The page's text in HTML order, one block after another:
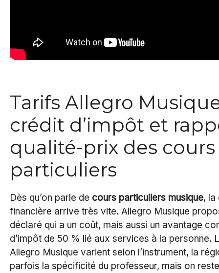
Tarifs Allegro
crédit d’impôt et
qualité-prix des cours
particuliers
Dès qu’on parle de cours particuliers musique, la
financière arrive très vite. Allegro Musique
déclaré qui a un coût, mais aussi un avantage
d’impôt de 50 % lié aux services à la personne.
Allegro Musique varient selon l’instrument, la
parfois la spécificité du professeur, mais on